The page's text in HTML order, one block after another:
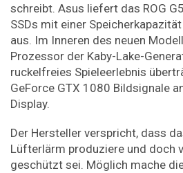
schreibt. Asus liefert das ROG
SSDs mit einer
aus. Im Inneren des neuen
Prozessor der Kaby-Lake-
ruckelfreies Spieleerlebnis
GeForce GTX 1080 Bildsignale
Display.
Der Hersteller verspricht, dass
Lüfterlärm produziere und doch
geschützt sei. Möglich mache